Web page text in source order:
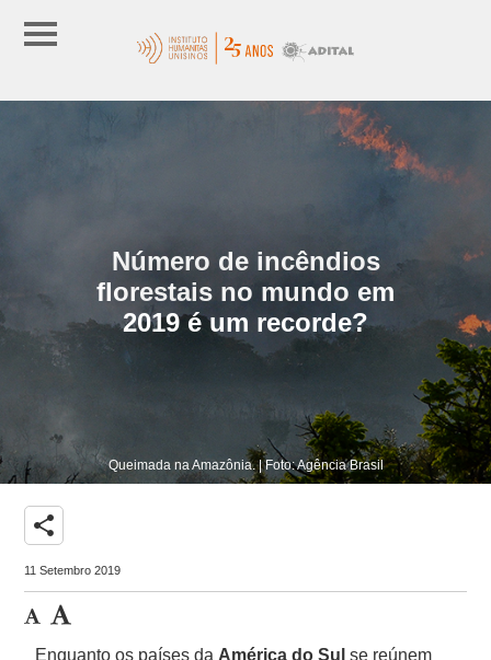
Número de incêndios
florestais no mundo em
2019 é um recorde?
Queimada na Amazônia. | Foto: Agência Brasil
share
11 Setembro 2019
Enquanto os países da América do Sul se reúnem